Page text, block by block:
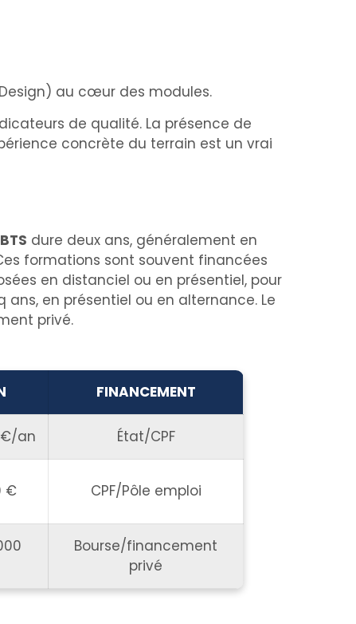
au cœur des modules.
de qualité. La présence de
concrète du terrain est un vrai
BTS dure deux ans, généralement en
formations sont souvent financées
en distanciel ou en présentiel, pour
ans, en présentiel ou en alternance. Le
privé.
FINANCEMENT
an État/CPF
€ CPF/Pôle emploi
Bourse/financement
privé